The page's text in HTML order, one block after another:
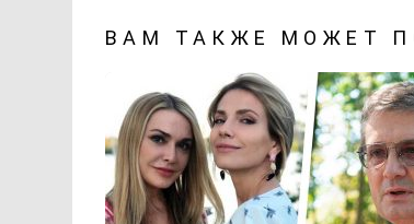
ВАМ ТАКЖЕ МОЖЕТ